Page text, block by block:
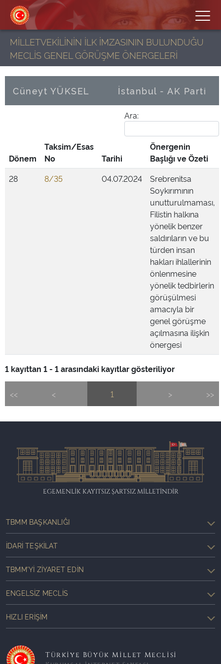
MİLLETVEKİLİNİN İLK İMZASININ BULUNDUĞU
MECLİS GENEL GÖRÜŞME ÖNERGELERİ
Cüneyt YÜKSEL İstanbul - AK Parti
Ara:
Dönem
Taksim/Esas
No
Tarihi
Önergenin
Başlığı ve Özeti
28
8/35 04.07.2024
Srebrenitsa
Soykırımının
unutturulmaması,
Filistin halkına
yönelik benzer
saldırıların ve bu
türden insan
hakları ihlallerinin
önlenmesine
yönelik tedbirlerin
görüşülmesi
amacıyla bir
genel görüşme
açılmasına ilişkin
önergesi
1 kayıttan 1 - 1 arasındaki kayıtlar gösteriliyor
<< < 1 > >>
EGEMENLİK KAYITSIZ ŞARTSIZ MİLLETİNDİR
TBMM BAŞKANLIĞI
İDARI TEŞKILAT
TBMM'YI ZIYARET EDIN
ENGELSIZ MECLIS
HIZLI ERIŞIM
Türkiye Büyük Millet Meclisi